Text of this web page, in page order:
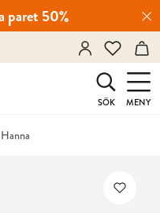
paret 50%
SÖK MENY
Hanna